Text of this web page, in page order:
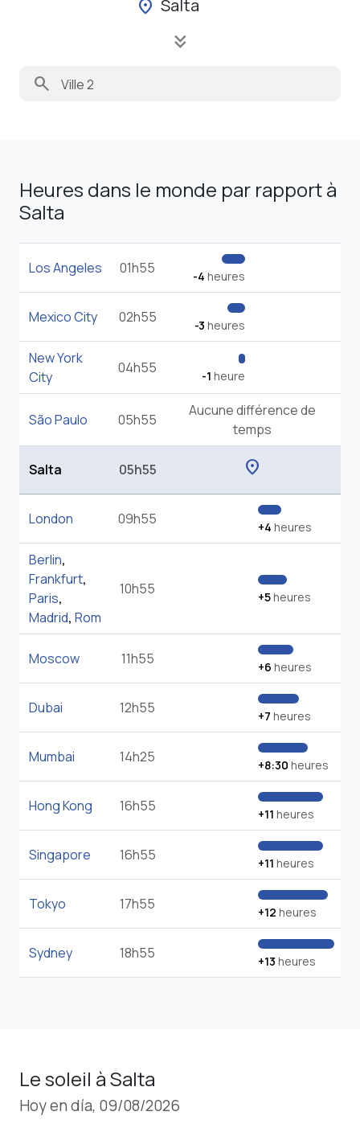
location_on Salta
keyboard_double_arrow_down
search
Heures dans le monde par rapport à
Salta
Los Angeles 01h55 -4 heures
Mexico City 02h55 -3 heures
New York
City
04h55 -1 heure
São Paulo 05h55
Aucune différence de
temps
Salta 05h55 location_on
London 09h55 +4 heures
Berlin,
Frankfurt,
Paris,
Madrid, Rom
10h55 +5heures
Moscow 11h55 +6 heures
Dubai 12h55 +7 heures
Mumbai 14h25 +8:30 heures
Hong Kong 16h55 +11 heures
Singapore 16h55 +11 heures
Tokyo 17h55 +12 heures
Sydney 18h55 +13 heures
Le soleil à Salta
Hoy en día, 09/08/2026